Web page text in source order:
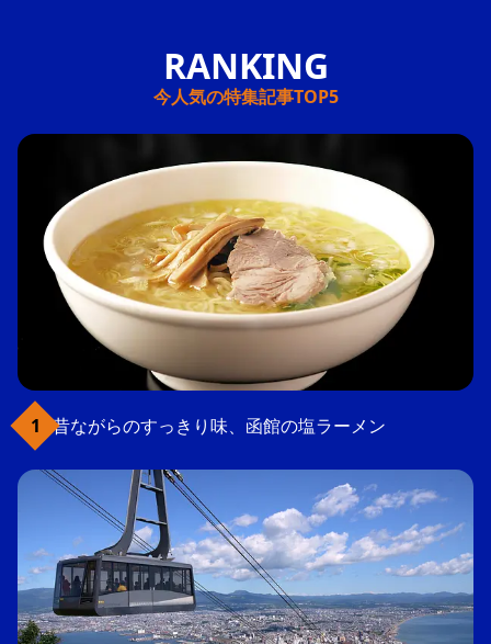
今人気の特集記事TOP5
昔ながらのすっきり味、函館の塩ラーメン